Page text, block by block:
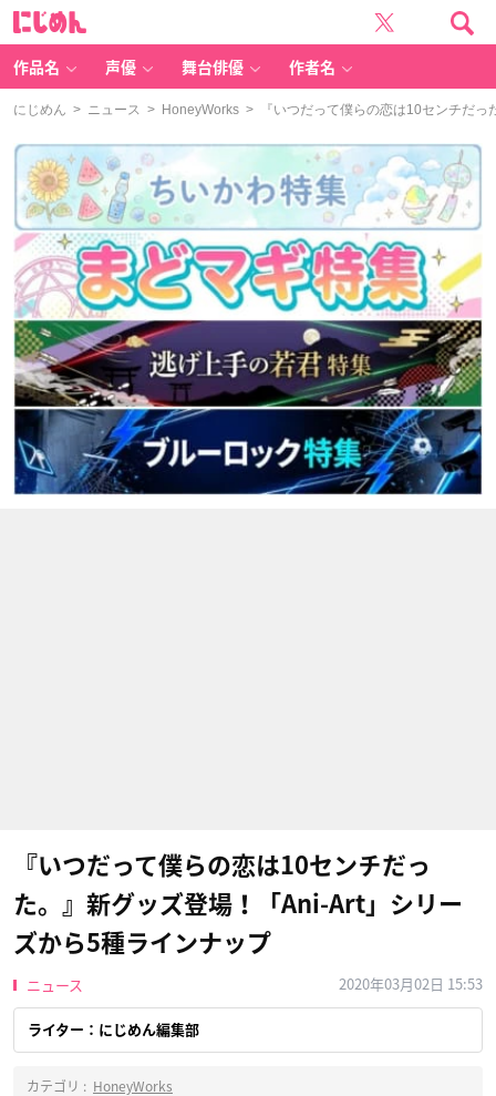
作品名 声優 舞台俳優 作者名
にじめん > ニュース > HoneyWorks > 『いつだって僕らの恋は10センチだっ
『いつだって僕らの恋は10センチだっ
た。』新グッズ登場！「Ani-Art」シリー
ズから5種ラインナップ
ニュース 2020年03月02日 15:53
ライター：にじめん編集部
カテゴリ : HoneyWorks